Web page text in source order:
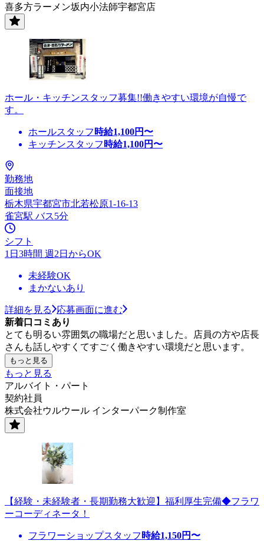
喜多方ラーメン坂内小法師宇都宮店
ホール・キッチンスタッフ募集!!働きやすい環境が自慢で
す。
ホールスタッフ 時給1,100円〜
キッチンスタッフ 時給1,100円〜
勤務地
面接地
栃木県宇都宮市北若松原1-16-13
雀宮駅 バス5分
シフト
1日3時間 週2日からOK
未経験OK
まかないあり
詳細を見る
応募画面に進む
新着口コミあり
とても明るい雰囲気の職場だと思いました。店員の方や店長
さんも話しやすくてすごく働きやすい環境だと思います。
もっと見る
もっと見る
アルバイト・パート
契約社員
株式会社ウルウール インターパーク制作室
【経験・未経験者・長期勤務大歓迎】福利厚生完備◆フラワ
ーコーディネータ！
フラワーショップスタッフ 時給1,150円〜